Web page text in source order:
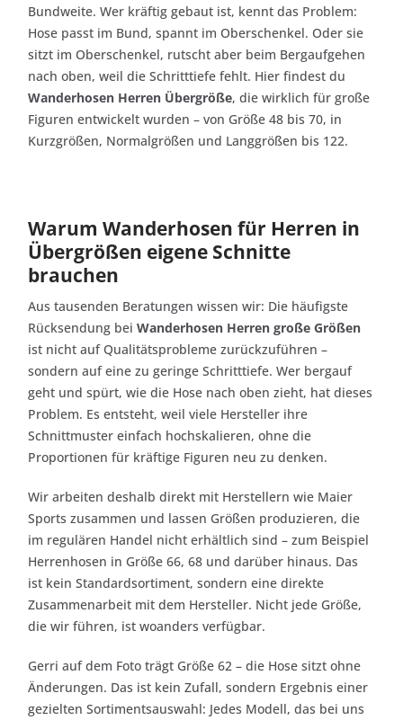
Bundweite. Wer kräftig gebaut ist, kennt das Problem:
Hose passt im Bund, spannt im Oberschenkel. Oder sie
sitzt im Oberschenkel, rutscht aber beim Bergaufgehen
nach oben, weil die Schritttiefe fehlt. Hier findest du
Wanderhosen Herren Übergröße, die wirklich für große
Figuren entwickelt wurden – von Größe 48 bis 70, in
Kurzgrößen, Normalgrößen und Langgrößen bis 122.
Warum Wanderhosen für Herren in
Übergrößen eigene Schnitte
brauchen
Aus tausenden Beratungen wissen wir: Die häufigste
Rücksendung bei Wanderhosen Herren große Größen
ist nicht auf Qualitätsprobleme zurückzuführen –
sondern auf eine zu geringe Schritttiefe. Wer bergauf
geht und spürt, wie die Hose nach oben zieht, hat dieses
Problem. Es entsteht, weil viele Hersteller ihre
Schnittmuster einfach hochskalieren, ohne die
Proportionen für kräftige Figuren neu zu denken.
Wir arbeiten deshalb direkt mit Herstellern wie Maier
Sports zusammen und lassen Größen produzieren, die
im regulären Handel nicht erhältlich sind – zum Beispiel
Herrenhosen in Größe 66, 68 und darüber hinaus. Das
ist kein Standardsortiment, sondern eine direkte
Zusammenarbeit mit dem Hersteller. Nicht jede Größe,
die wir führen, ist woanders verfügbar.
Gerri auf dem Foto trägt Größe 62 – die Hose sitzt ohne
Änderungen. Das ist kein Zufall, sondern Ergebnis einer
gezielten Sortimentsauswahl: Jedes Modell, das bei uns